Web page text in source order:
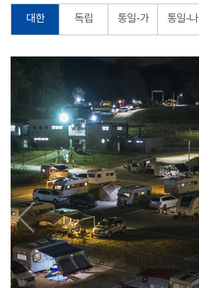
대한 독립 통일-가 통일-나